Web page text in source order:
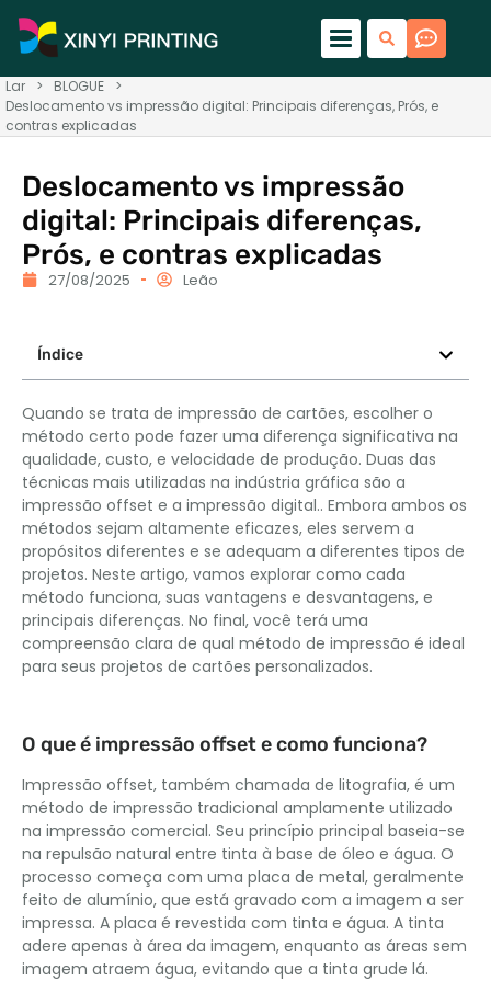
Lar > BLOGUE
>
Deslocamento vs impressão digital: Principais diferenças, Prós, e
contras explicadas
Deslocamento vs impressão
digital: Principais diferenças,
Prós, e contras explicadas
27/08/2025 Leão
Índice
Quando se trata de impressão de cartões, escolher o
método certo pode fazer uma diferença significativa na
qualidade, custo, e velocidade de produção. Duas das
técnicas mais utilizadas na indústria gráfica são a
impressão offset e a impressão digital.. Embora ambos os
métodos sejam altamente eficazes, eles servem a
propósitos diferentes e se adequam a diferentes tipos de
projetos. Neste artigo, vamos explorar como cada
método funciona, suas vantagens e desvantagens, e
principais diferenças. No final, você terá uma
compreensão clara de qual método de impressão é ideal
para seus projetos de cartões personalizados.
O que é impressão offset e como funciona?
Impressão offset, também chamada de litografia, é um
método de impressão tradicional amplamente utilizado
na impressão comercial. Seu princípio principal baseia-se
na repulsão natural entre tinta à base de óleo e água. O
processo começa com uma placa de metal, geralmente
feito de alumínio, que está gravado com a imagem a ser
impressa. A placa é revestida com tinta e água. A tinta
adere apenas à área da imagem, enquanto as áreas sem
imagem atraem água, evitando que a tinta grude lá.